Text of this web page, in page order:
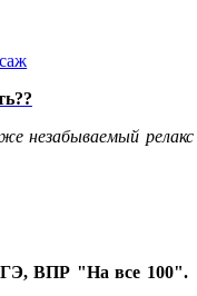
незабываемый
ВПР "На все 100".